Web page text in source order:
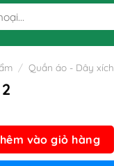
/ Quần áo - Dây xích
vào giỏ hàng